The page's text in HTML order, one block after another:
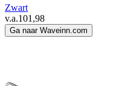
Zwart
v.a.101,98
Ga naar Waveinn.com